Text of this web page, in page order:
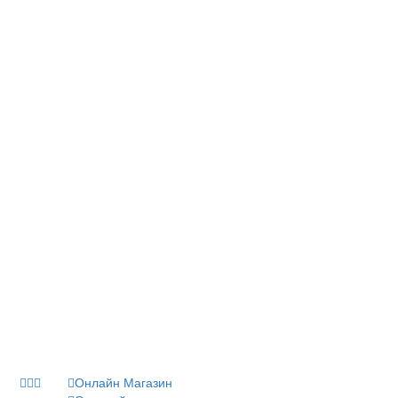
Онлайн Магазин